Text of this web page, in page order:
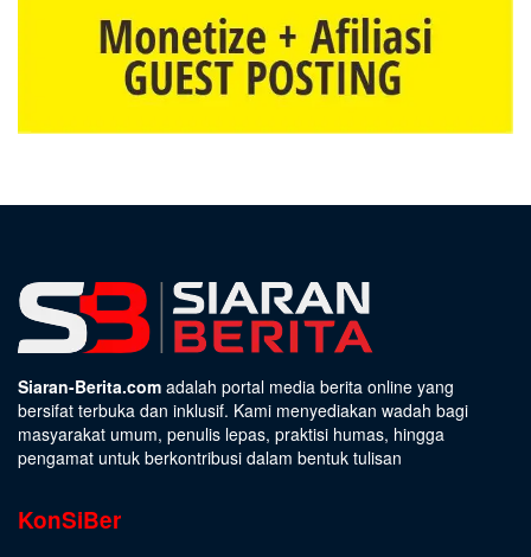
Siaran-Berita.com adalah portal media berita online yang
bersifat terbuka dan inklusif. Kami menyediakan wadah bagi
masyarakat umum, penulis lepas, praktisi humas, hingga
pengamat untuk berkontribusi dalam bentuk tulisan
KonSiBer